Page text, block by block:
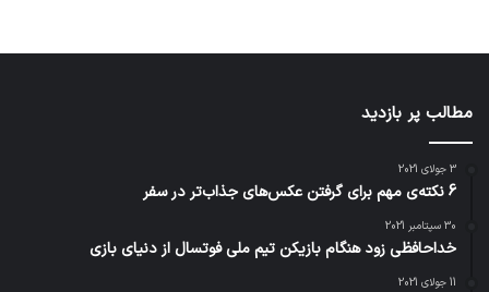
مطالب پر بازدید
3 جولای 2021
6 نکته‌ی مهم برای گرفتن عکس‌های جذاب‌تر در سفر
30 سپتامبر 2021
خداحافظی زود هنگام بازیکن تیم ملی فوتسال از دنیای بازی
11 جولای 2021